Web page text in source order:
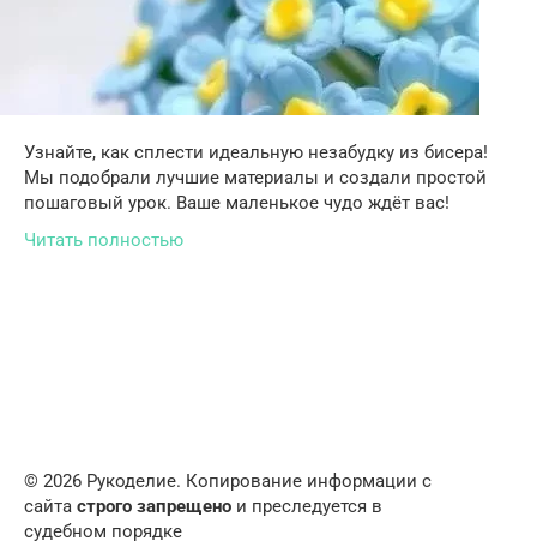
Узнайте, как сплести идеальную незабудку из бисера!
Мы подобрали лучшие материалы и создали простой
пошаговый урок. Ваше маленькое чудо ждёт вас!
Читать полностью
© 2026 Рукоделие. Копирование информации с
сайта строго запрещено и преследуется в
судебном порядке